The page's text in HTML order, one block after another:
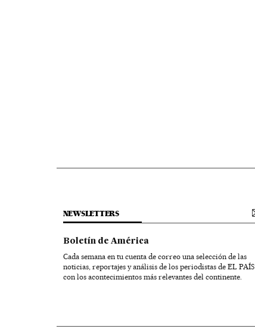
NEWSLETTERS
Boletín de América
Cada semana en tu cuenta de correo una selección de las
noticias, reportajes y análisis de los periodistas de EL PAÍS
con los acontecimientos más relevantes del continente.